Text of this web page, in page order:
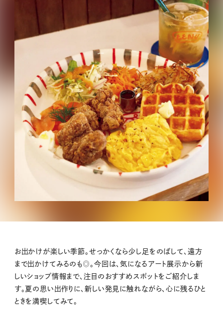
お出かけが楽しい季節。せっかくなら少し足をのばして、遠方
まで出かけてみるのも◎。今回は、気になるアート展示から新
しいショップ情報まで、注目のおすすめスポットをご紹介しま
す。夏の思い出作りに、新しい発見に触れながら、心に残るひと
ときを満喫してみて。